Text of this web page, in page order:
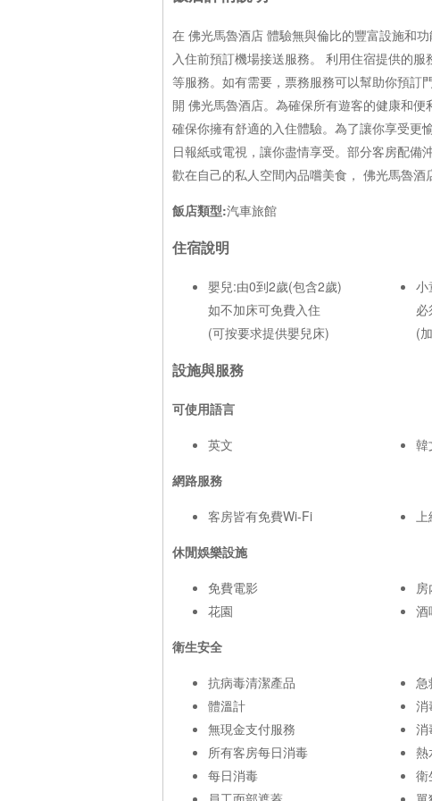
在 佛光馬魯酒店 體驗無與倫比的豐富設施和
入住前預訂機場接送服務。 利用住宿提供的
等服務。如有需要，票務服務可以幫助你預訂
開 佛光馬魯酒店。為確保所有遊客的健康和
確保你擁有舒適的入住體驗。為了讓你享受更
日報紙或電視，讓你盡情享受。部分客房配
歡在自己的私人空間內品嚐美食， 佛光馬魯酒
飯店類型:汽車旅館
住宿說明
嬰兒:由0到2歲(包含2歲)
如不加床可免費入住
(可按要求提供嬰兒床)
小
必
(
設施與服務
可使用語言
英文
韓
網路服務
客房皆有免費Wi-Fi
休閒娛樂設施
免費電影
花園
酒
衛生安全
抗病毒清潔產品
體溫計
無現金支付服務
所有客房每日消毒
每日消毒
消
消
熱
衛